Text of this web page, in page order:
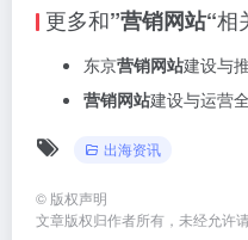
更多和”营销网站“相
东京营销网站建设与
营销网站建设与运营
出海资讯
© 版权声明
文章版权归作者所有，未经允许请